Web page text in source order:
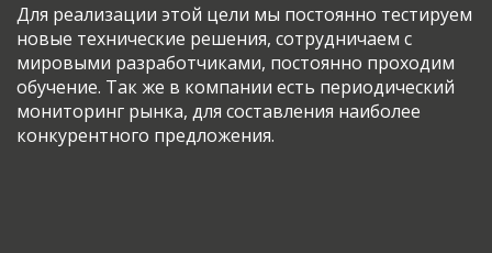
Для реализации этой цели мы постоянно тестируем
новые технические решения, сотрудничаем с
мировыми разработчиками, постоянно проходим
обучение. Так же в компании есть периодический
мониторинг рынка, для составления наиболее
конкурентного предложения.